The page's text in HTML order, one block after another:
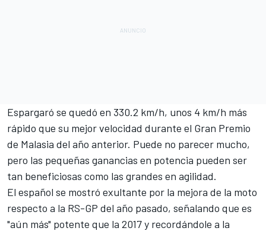
Espargaró se quedó en 330.2 km/h, unos 4 km/h más
rápido que su mejor velocidad durante el Gran Premio
de Malasia del año anterior. Puede no parecer mucho,
pero las pequeñas ganancias en potencia pueden ser
tan beneficiosas como las grandes en agilidad.
El español se mostró exultante por la mejora de la moto
respecto a la RS-GP del año pasado, señalando que es
"aún más" potente que la 2017 y recordándole a la